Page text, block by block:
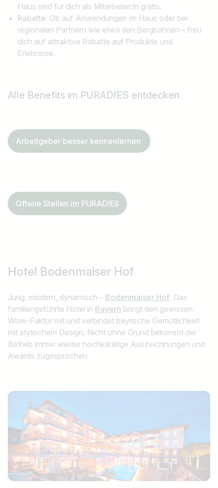
Haus sind für dich als Mitarbeiter:in gratis.
Rabatte: Ob auf Anwendungen im Haus oder bei
regionalen Partnern wie etwa den Bergbahnen – freu
dich auf attraktive Rabatte auf Produkte und
Erlebnisse.
Alle Benefits im PURADIES entdecken
Arbeitgeber besser kennenlernen
Offene Stellen im PURADIES
Hotel Bodenmaiser Hof
Jung, modern, dynamisch – Bodenmaiser Hof. Das
familiengeführte Hotel in Bayern bringt den gewissen
Wow-Faktor mit und verbindet bayrische Gemütlichkeit
mit stylischem Design. Nicht ohne Grund bekommt der
Betrieb immer wieder hochkarätige Auszeichnungen und
Awards zugesprochen.